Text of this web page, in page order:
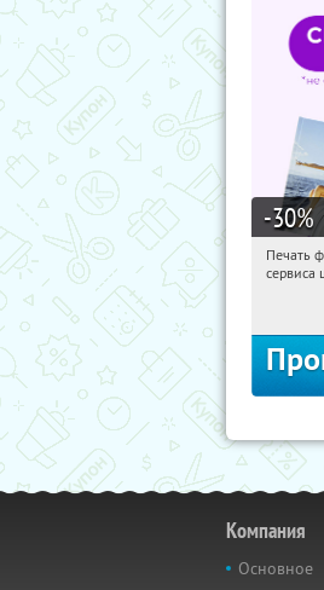
-30%
Печать
сервиса
Компания
Основное